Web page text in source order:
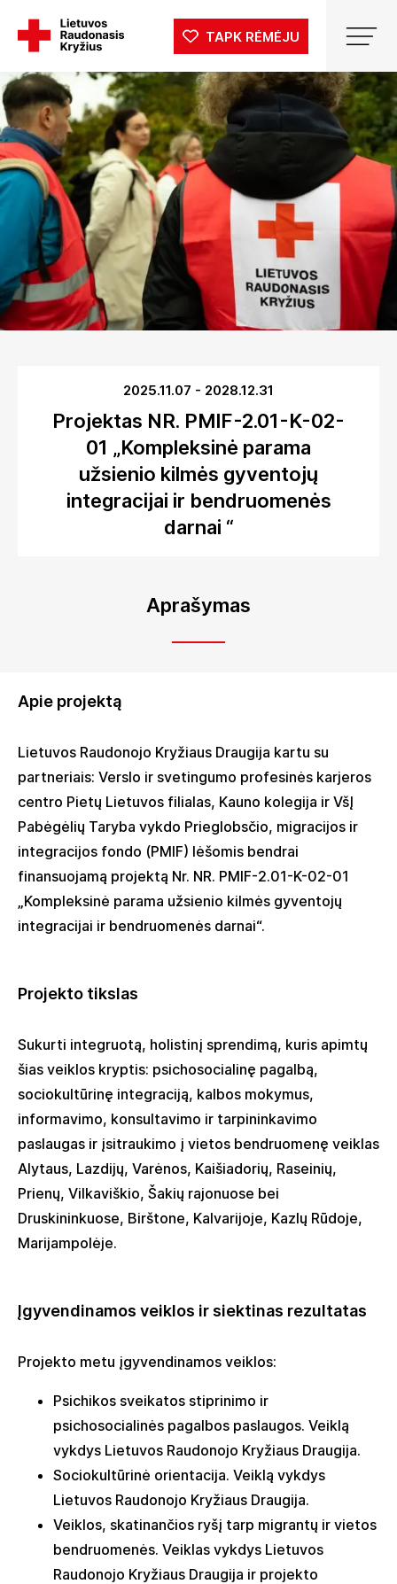
TAPK RĖMĖJU
2025.11.07 - 2028.12.31
Projektas NR. PMIF-2.01-K-02-
01 „Kompleksinė parama
užsienio kilmės gyventojų
integracijai ir bendruomenės
darnai “
Aprašymas
Apie projektą
Lietuvos Raudonojo Kryžiaus Draugija kartu su
partneriais: Verslo ir svetingumo profesinės karjeros
centro Pietų Lietuvos filialas, Kauno kolegija ir VšĮ
Pabėgėlių Taryba vykdo Prieglobsčio, migracijos ir
integracijos fondo (PMIF) lėšomis bendrai
finansuojamą projektą Nr. NR. PMIF-2.01-K-02-01
„Kompleksinė parama užsienio kilmės gyventojų
integracijai ir bendruomenės darnai“.
Projekto tikslas
Sukurti integruotą, holistinį sprendimą, kuris apimtų
šias veiklos kryptis: psichosocialinę pagalbą,
sociokultūrinę integraciją, kalbos mokymus,
informavimo, konsultavimo ir tarpininkavimo
paslaugas ir įsitraukimo į vietos bendruomenę veiklas
Alytaus, Lazdijų, Varėnos, Kaišiadorių, Raseinių,
Prienų, Vilkaviškio, Šakių rajonuose bei
Druskininkuose, Birštone, Kalvarijoje, Kazlų Rūdoje,
Marijampolėje.
Įgyvendinamos veiklos ir siektinas rezultatas
Projekto metu įgyvendinamos veiklos:
Psichikos sveikatos stiprinimo ir
psichosocialinės pagalbos paslaugos. Veiklą
vykdys Lietuvos Raudonojo Kryžiaus Draugija.
Sociokultūrinė orientacija. Veiklą vykdys
Lietuvos Raudonojo Kryžiaus Draugija.
Veiklos, skatinančios ryšį tarp migrantų ir vietos
bendruomenės. Veiklas vykdys Lietuvos
Raudonojo Kryžiaus Draugija ir projekto